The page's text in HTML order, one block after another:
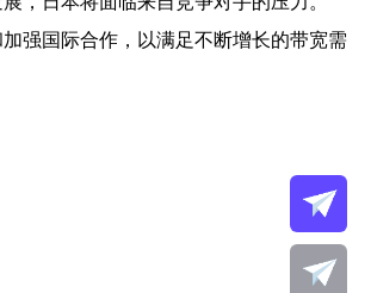
强国际合作，以满足不断增长的带宽需